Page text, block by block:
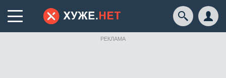
РЕКЛАМА